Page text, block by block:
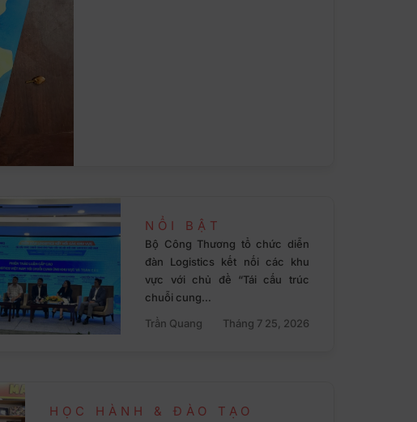
NỔI BẬT
Bộ Công Thương tổ chức diễn
đàn Logistics kết nối các khu
vực với chủ đề “Tái cấu trúc
chuỗi cung…
Trần Quang
Tháng 7 25, 2026
HỌC HÀNH & ĐÀO TẠO